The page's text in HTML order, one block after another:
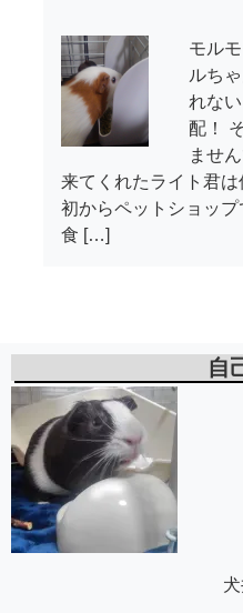
モル
ルち
れな
配！
ませ
来てくれたライト君
初からペットショッ
食 […]
自